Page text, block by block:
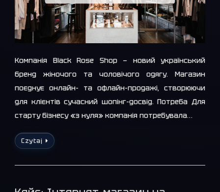
Компанія Black Rose Shop — новий український
бренд жіночого та чоловічого одягу. Магазин
поєднує онлайн- та офлайн-продажі, створюючи
для клієнтів сучасний шопінг-досвід. Потреба Для
старту бізнесу «з нуля» компанія потребувала…
Czytaj